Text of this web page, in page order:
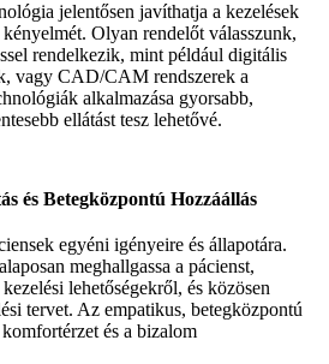
jelentősen javíthatja a kezelések
kényelmét. Olyan rendelőt válasszunk,
rendelkezik, mint például digitális
vagy CAD/CAM rendszerek a
alkalmazása gyorsabb,
ellátást tesz lehetővé.
és Betegközpontú Hozzáállás
egyéni igényeire és állapotára.
meghallgassa a pácienst,
lehetőségekről, és közösen
tervet. Az empatikus, betegközpontú
és a bizalom